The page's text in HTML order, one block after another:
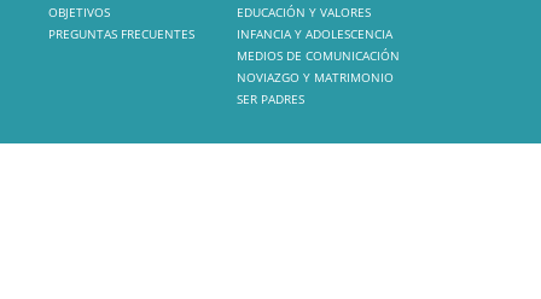
OBJETIVOS
PREGUNTAS FRECUENTES
EDUCACIÓN Y VALORES
INFANCIA Y ADOLESCENCIA
MEDIOS DE COMUNICACIÓN
NOVIAZGO Y MATRIMONIO
SER PADRES